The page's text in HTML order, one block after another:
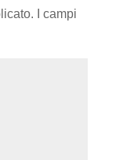
I campi